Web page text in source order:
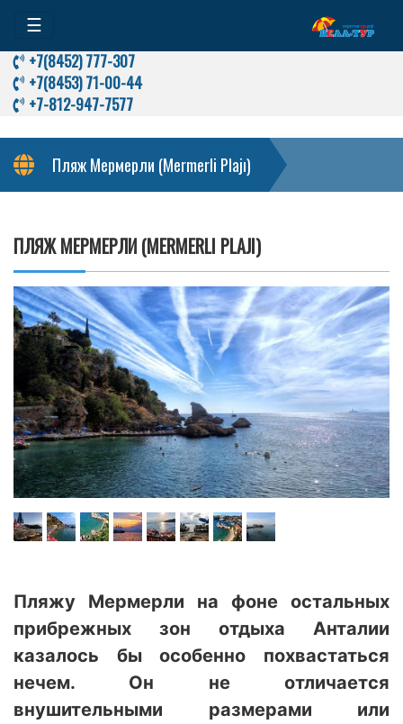
☰
+7(8452) 777-307
+7(8453) 71-00-44
+7-812-947-7577
Пляж Мермерли (Mermerli Plajı)
ПЛЯЖ МЕРМЕРЛИ (MERMERLI PLAJI)
Пляжу Мермерли на фоне остальных
прибрежных зон отдыха Анталии
казалось бы особенно похвастаться
нечем. Он не отличается
внушительными размерами или